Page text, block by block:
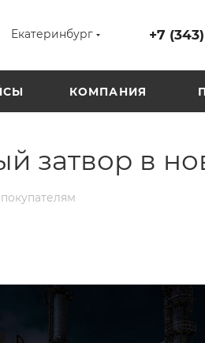
Екатеринбург +7
КОМПАНИЯ
затвор в